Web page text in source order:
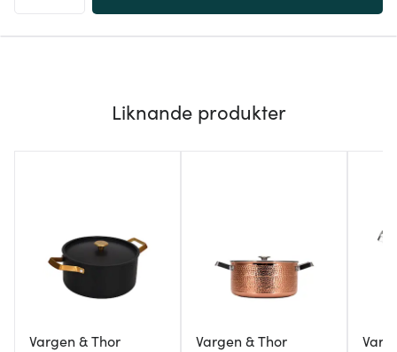
Liknande produkter
Vargen & Thor Vargen & Thor